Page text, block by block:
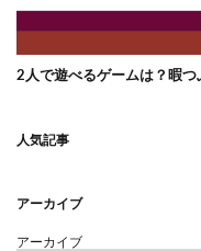
2人で遊べるゲームは？暇つ
人気記事
アーカイブ
アーカイブ